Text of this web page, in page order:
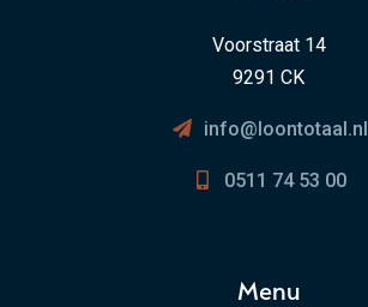
Voorstraat 14
9291 CK
info@loontotaal.nl
0511 74 53 00
Menu